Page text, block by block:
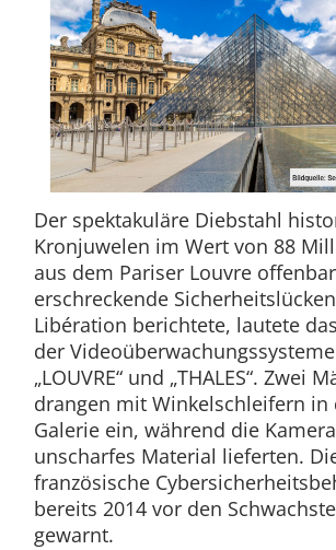
Der spektakuläre Diebstahl
Kronjuwelen im Wert von 88
aus dem Pariser Louvre
erschreckende
Libération berichtete, lautete
der
„LOUVRE“ und „THALES“. Zwei
drangen mit Winkelschleifern in
Galerie ein, während die
unscharfes Material lieferten.
französische
bereits 2014 vor den
gewarnt.